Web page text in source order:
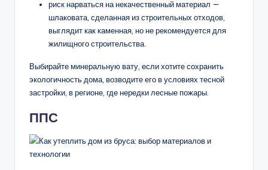
риск нарваться на некачественный материал —
шлаковата, сделанная из строительных отходов,
выглядит как каменная, но не рекомендуется для
жилищного строительства.
Выбирайте минеральную вату, если хотите сохранить
экологичность дома, возводите его в условиях тесной
застройки, в регионе, где нередки лесные пожары.
ППС